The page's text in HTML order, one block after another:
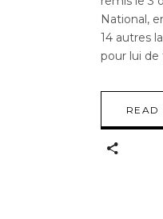
National,
14 autres
pour lui de
READ